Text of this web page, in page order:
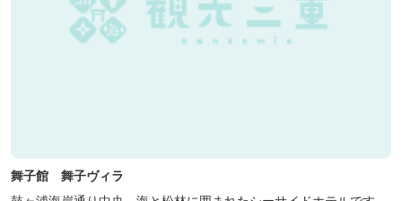
舞子館 舞子ヴィラ